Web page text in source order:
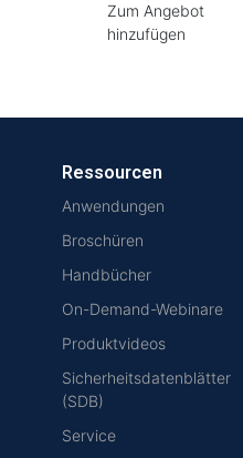
Zum Angebot
hinzufügen
Ressourcen
Anwendungen
Broschüren
Handbücher
On-Demand-Webinare
Produktvideos
Sicherheitsdatenblätter
(SDB)
Service